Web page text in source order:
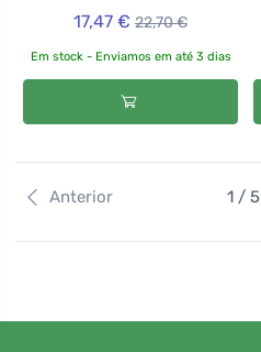
17,47 € 22,70 €
Em stock - Enviamos em até 3 dias
Anterior 1 / 5